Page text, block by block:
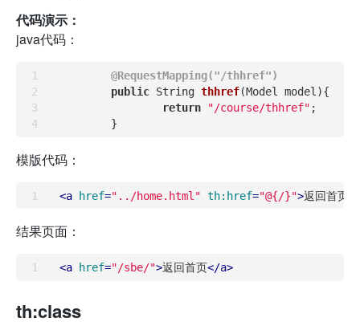
代码演示：
java代码：
@RequestMapping("/thhref")
public String thhref(Model model){
return
"/course/thhref" ;
模版代码：
<a href="../home.html" th:href="@{/}">返回首页
结果页面：
<a href="/sbe/">返回首页</a>
th:class